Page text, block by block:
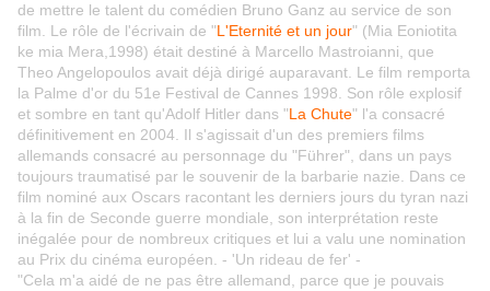
de mettre le talent du comédien Bruno Ganz au service de son
film. Le rôle de l'écrivain de "L'Eternité et un jour" (Mia Eoniotita
ke mia Mera,1998) était destiné à Marcello Mastroianni, que
Theo Angelopoulos avait déjà dirigé auparavant. Le film remporta
la Palme d'or du 51e Festival de Cannes 1998. Son rôle explosif
et sombre en tant qu'Adolf Hitler dans "La Chute" l'a consacré
définitivement en 2004. Il s'agissait d'un des premiers films
allemands consacré au personnage du "Führer", dans un pays
toujours traumatisé par le souvenir de la barbarie nazie. Dans ce
film nominé aux Oscars racontant les derniers jours du tyran nazi
à la fin de Seconde guerre mondiale, son interprétation reste
inégalée pour de nombreux critiques et lui a valu une nomination
au Prix du cinéma européen. - 'Un rideau de fer' -
"Cela m'a aidé de ne pas être allemand, parce que je pouvais